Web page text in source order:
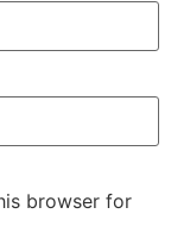
browser for